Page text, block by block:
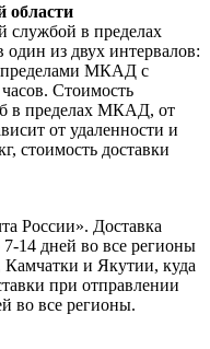
области
службой в пределах
из двух интервалов:
пределами МКАД с
Стоимость
в пределах МКАД, от
от удаленности и
стоимость доставки
России». Доставка
14 дней во все регионы
и Якутии, куда
при отправлении
во все регионы.